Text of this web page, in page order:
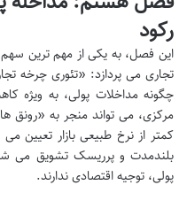
رکود
این فصل، به یکی از مهم ترین
تجاری می پردازد: «تئوری چرخه
چگونه مداخلات پولی، به ویژه
مرکزی، می تواند منجر به
کمتر از نرخ طبیعی بازار تعیین
بلندمدت و پرریسک تشویق می
پولی، توجیه اقتصادی ندارند.